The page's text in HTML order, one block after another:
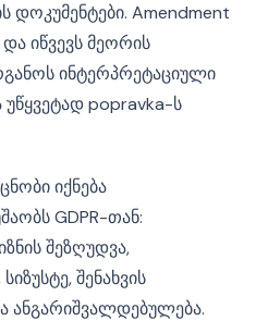
დოკუმენტები. Amendment
იწვევს მეორის
ინტერპრეტაციული
popravka-ს
იქნება
GDPR-თან:
შეზღუდვა,
შენახვის
ანგარიშვალდებულება.